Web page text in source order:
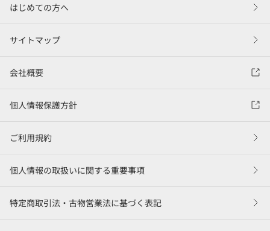
はじめての方へ
サイトマップ
会社概要
個人情報保護方針
ご利用規約
個人情報の取扱いに関する重要事項
特定商取引法・古物営業法に基づく表記